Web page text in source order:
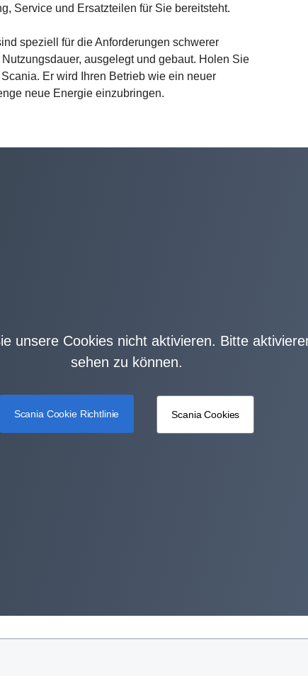
Service und Ersatzteilen für Sie bereitsteht.
speziell für die Anforderungen schwerer
ausgelegt und gebaut. Holen Sie
Er wird Ihren Betrieb wie ein neuer
neue Energie einzubringen.
unsere Cookies nicht aktivieren. Bitte
sehen zu können.
Scania Cookie Richtlinie Scania Cookies